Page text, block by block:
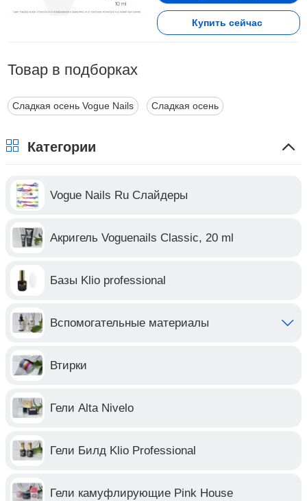
Купить сейчас
Товар в подборках
Сладкая осень Vogue Nails Сладкая осень
Категории
Vogue Nails Ru Слайдеры
Акригель Voguenails Classic, 20 ml
Базы Klio professional
Вспомогательные материалы
Втирки
Гели Alta Nivelo
Гели Билд Klio Professional
Гели камуфлирующие Pink House